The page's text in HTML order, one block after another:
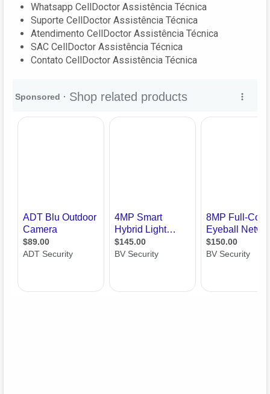
Whatsapp CellDoctor Assistência Técnica
Suporte CellDoctor Assistência Técnica
Atendimento CellDoctor Assistência Técnica
SAC CellDoctor Assistência Técnica
Contato CellDoctor Assistência Técnica